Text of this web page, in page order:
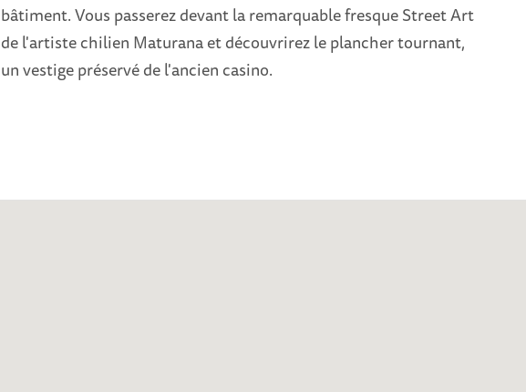
bâtiment. Vous passerez devant la remarquable fresque Street Art
de l'artiste chilien Maturana et découvrirez le plancher tournant,
un vestige préservé de l'ancien casino.